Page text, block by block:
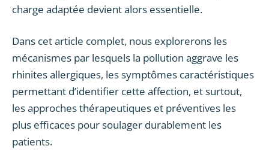
charge adaptée devient alors essentielle.
Dans cet article complet, nous explorerons les
mécanismes par lesquels la pollution aggrave les
rhinites allergiques, les symptômes caractéristiques
permettant d’identifier cette affection, et surtout,
les approches thérapeutiques et préventives les
plus efficaces pour soulager durablement les
patients.